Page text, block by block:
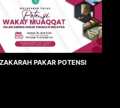
PAKAR POTENSI